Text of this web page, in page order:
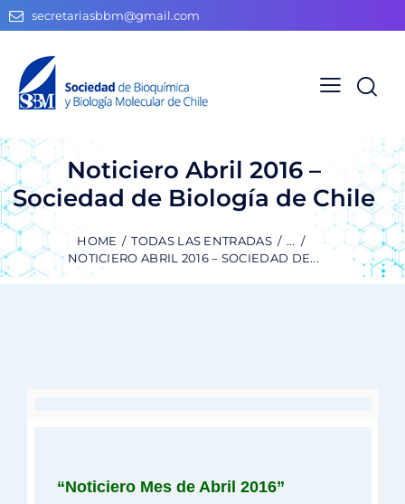
secretariasbbm@gmail.com
Noticiero Abril 2016 –
Sociedad de Biología de Chile
HOME TODAS LAS ENTRADAS
...
NOTICIERO ABRIL 2016 – SOCIEDAD DE...
“Noticiero Mes de Abril 2016”